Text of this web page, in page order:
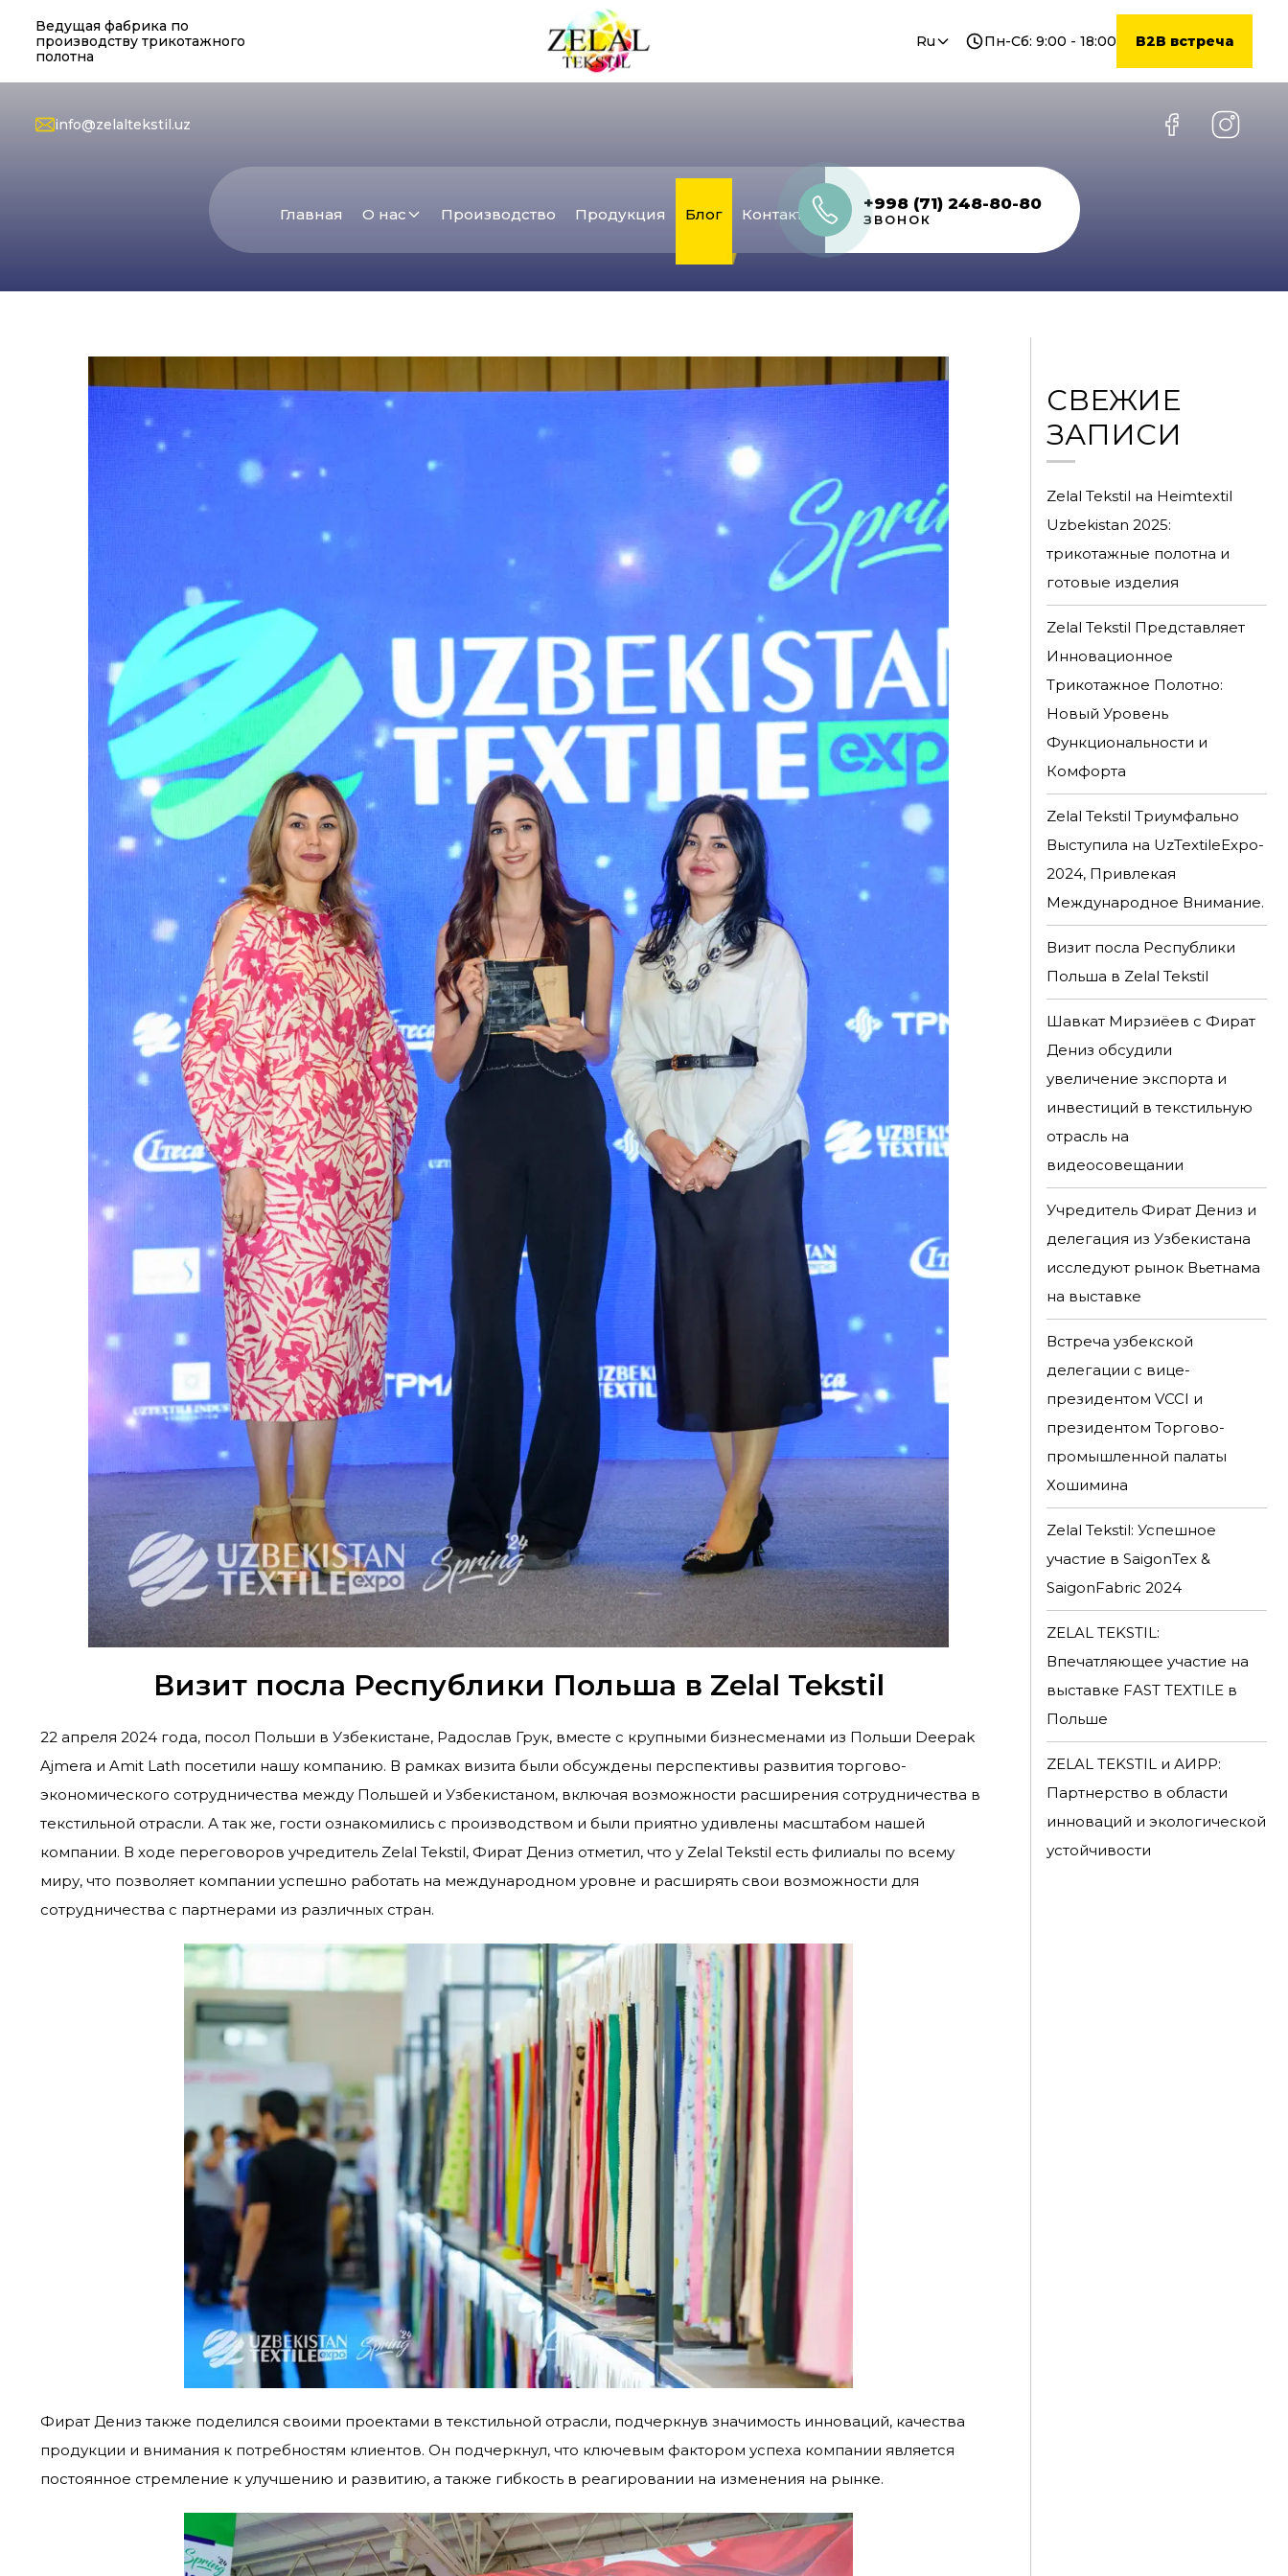
Ведущая фабрика по
производству трикотажного
полотна
Ru Пн-Сб: 9:00 - 18:00 B2B встреча
info@zelaltekstil.uz
Главная О нас Производство Продукция Блог Контакты
+998 (71) 248-80-80
ЗВОНОК
Визит посла Республики Польша в Zelal Tekstil
22 апреля 2024 года, посол Польши в Узбекистане, Радослав Грук, вместе с крупными бизнесменами из Польши Deepak
Ajmera и Amit Lath посетили нашу компанию. В рамках визита были обсуждены перспективы развития торгово-
экономического сотрудничества между Польшей и Узбекистаном, включая возможности расширения сотрудничества в
текстильной отрасли. А так же, гости ознакомились с производством и были приятно удивлены масштабом нашей
компании. В ходе переговоров учредитель Zelal Tekstil, Фират Дениз отметил, что у Zelal Tekstil есть филиалы по всему
миру, что позволяет компании успешно работать на международном уровне и расширять свои возможности для
сотрудничества с партнерами из различных стран.
Фират Дениз также поделился своими проектами в текстильной отрасли, подчеркнув значимость инноваций, качества
продукции и внимания к потребностям клиентов. Он подчеркнул, что ключевым фактором успеха компании является
постоянное стремление к улучшению и развитию, а также гибкость в реагировании на изменения на рынке.
СВЕЖИЕ
ЗАПИСИ
Zelal Tekstil на Heimtextil
Uzbekistan 2025:
трикотажные полотна и
готовые изделия
Zelal Tekstil Представляет
Инновационное
Трикотажное Полотно:
Новый Уровень
Функциональности и
Комфорта
Zelal Tekstil Триумфально
Выступила на UzTextileExpo-
2024, Привлекая
Международное Внимание.
Визит посла Республики
Польша в Zelal Tekstil
Шавкат Мирзиёев с Фират
Дениз обсудили
увеличение экспорта и
инвестиций в текстильную
отрасль на
видеосовещании
Учредитель Фират Дениз и
делегация из Узбекистана
исследуют рынок Вьетнама
на выставке
Встреча узбекской
делегации с вице-
президентом VCCI и
президентом Торгово-
промышленной палаты
Хошимина
Zelal Tekstil: Успешное
участие в SaigonTex &
SaigonFabric 2024
ZELAL TEKSTIL:
Впечатляющее участие на
выставке FAST TEXTILE в
Польше
ZELAL TEKSTIL и АИРР:
Партнерство в области
инноваций и экологической
устойчивости